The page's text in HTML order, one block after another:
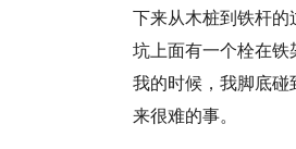
下来从木桩到铁杆的
坑上面有一个栓在铁
我的时候，我脚底碰
来很难的事。